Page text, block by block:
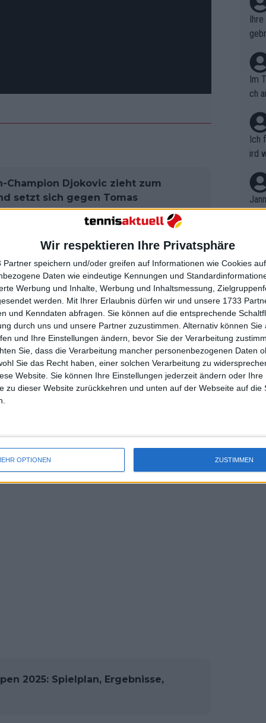
Wir respektieren Ihre Privatsphäre
Partner speichern und/oder greifen auf Informationen wie Cookies
Daten wie eindeutige Kennungen und
Werbung und Inhalte, Werbung und Inhaltsmessung,
werden. Mit Ihrer Erlaubnis dürfen wir und unsere 1733
und Kenndaten abfragen. Sie können auf die entsprechende
durch uns und unsere Partner zuzustimmen. Alternativ können Sie
und Ihre Einstellungen ändern, bevor Sie der Verarbeitung
Sie, dass die Verarbeitung mancher personenbezogenen Daten
Sie das Recht haben, einer solchen Verarbeitung zu
Website. Sie können Ihre Einstellungen jederzeit ändern oder Ihre
zu dieser Website zurückkehren und unten auf der Webseite auf die
OPTIONEN ZUSTIMMEN
Champion Djokovic zieht zum
setzt sich gegen Tomas
"Ich werde versuchen, eine
Ich habe [im zweiten Satz]
mehr 19. Ich bin 19 mal zwei, fast.
Match."
der Djokovic zu einer witzigen
habe eine Frau", sagte er. "Wir
scherzhaft hinzu.
ich haben eine ganze Weile hin und
mit ihm etwas trinken zu gehen,
was wir während des Spiels
2025: Spielplan, Ergebnisse,
Im
ch
Ich
ird
r in
em
t,
B.
on
uss
mal
des
n
nt.
kel